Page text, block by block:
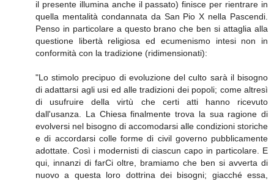
il presente illumina anche il passato) finisce per rientrare in
quella mentalità condannata da San Pio X nella Pascendi.
Penso in particolare a questo brano che ben si attaglia alla
questione libertà religiosa ed ecumenismo intesi non in
conformità con la tradizione (ridimensionati):
"Lo stimolo precipuo di evoluzione del culto sarà il bisogno
di adattarsi agli usi ed alle tradizioni dei popoli; come altresì
di usufruire della virtù che certi atti hanno ricevuto
dall'usanza. La Chiesa finalmente trova la sua ragione di
evolversi nel bisogno di accomodarsi alle condizioni storiche
e di accordarsi colle forme di civil governo pubblicamente
adottate. Così i modernisti di ciascun capo in particolare. E
qui, innanzi di farCi oltre, bramiamo che ben si avverta di
nuovo a questa loro dottrina dei bisogni; giacché essa,